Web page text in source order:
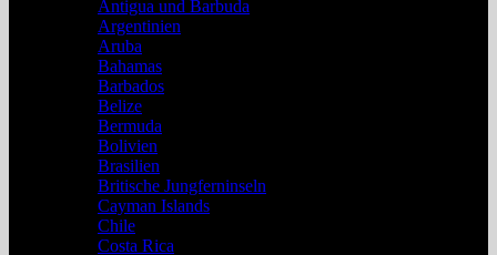
Antigua und Barbuda
Argentinien
Aruba
Bahamas
Barbados
Belize
Bermuda
Bolivien
Brasilien
Britische Jungferninseln
Cayman Islands
Chile
Costa Rica